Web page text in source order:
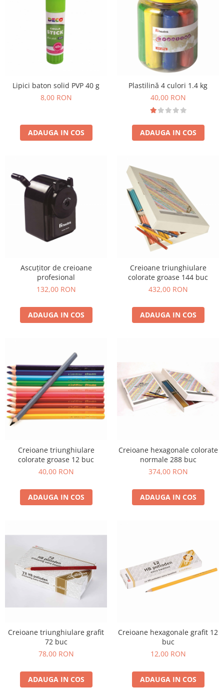
Lipici baton solid PVP 40 g
8,00 RON
ADAUGA IN COS
Plastilină 4 culori 1.4 kg
40,00 RON
ADAUGA IN COS
Ascuțitor de creioane
profesional
132,00 RON
ADAUGA IN COS
Creioane triunghiulare
colorate groase 144 buc
432,00 RON
ADAUGA IN COS
Creioane triunghiulare
colorate groase 12 buc
40,00 RON
ADAUGA IN COS
Creioane hexagonale colorate
normale 288 buc
374,00 RON
ADAUGA IN COS
Creioane triunghiulare grafit
72 buc
78,00 RON
ADAUGA IN COS
Creioane hexagonale grafit 12
buc
12,00 RON
ADAUGA IN COS